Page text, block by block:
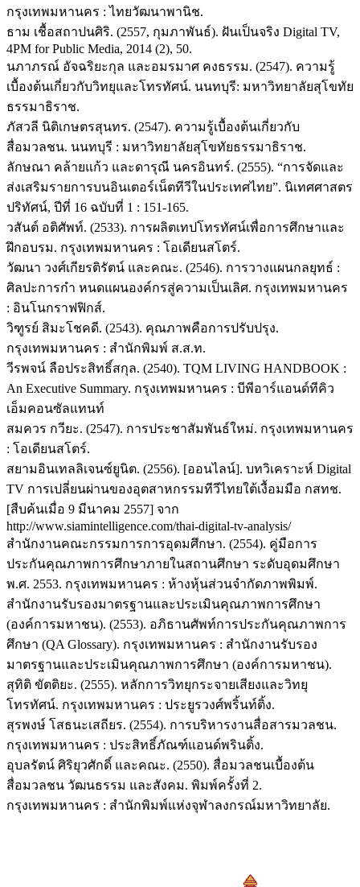
กรุงเทพมหานคร : ไทยวัฒนาพานิช.
ธาม เชื้อสถาปนศิริ. (2557, กุมภาพันธ์). ฝันเป็นจริง Digital TV,
4PM for Public Media, 2014 (2), 50.
นภาภรณ์ อัจฉริยะกุล และอมรมาศ คงธรรม. (2547). ความรู้
เบื้องต้นเกี่ยวกับวิทยุและโทรทัศน์. นนทบุรี: มหาวิทยาลัยสุโขทัย
ธรรมาธิราช.
ภัสวลี นิติเกษตรสุนทร. (2547). ความรู้เบื้องต้นเกี่ยวกับ
สื่อมวลชน. นนทบุรี : มหาวิทยาลัยสุโขทัยธรรมาธิราช.
ลักษณา คล้ายแก้ว และดารุณี นครอินทร์. (2555). “การจัดและ
ส่งเสริมรายการบนอินเตอร์เน็ตทีวีในประเทศไทย”. นิเทศศาสตร
ปริทัศน์, ปีที่ 16 ฉบับที่ 1 : 151-165.
วสันต์ อติศัพท์. (2533). การผลิตเทปโทรทัศน์เพื่อการศึกษาและ
ฝึกอบรม. กรุงเทพมหานคร : โอเดียนสโตร์.
วัฒนา วงศ์เกียรติรัตน์ และคณะ. (2546). การวางแผนกลยุทธ์ :
ศิลปะการกำ หนดแผนองค์กรสู่ความเป็นเลิศ. กรุงเทพมหานคร
: อินโนกราฟฟิกส์.
วิฑูรย์ สิมะโชคดี. (2543). คุณภาพคือการปรับปรุง.
กรุงเทพมหานคร : สำนักพิมพ์ ส.ส.ท.
วีรพจน์ ลือประสิทธิ์สกุล. (2540). TQM LIVING HANDBOOK :
An Executive Summary. กรุงเทพมหานคร : บีพีอาร์แอนด์ทีคิว
เอ็มคอนซัลแทนท์
สมควร กวียะ. (2547). การประชาสัมพันธ์ใหม่. กรุงเทพมหานคร
: โอเดียนสโตร์.
สยามอินเทลลิเจนซ์ยูนิต. (2556). [ออนไลน์]. บทวิเคราะห์ Digital
TV การเปลี่ยนผ่านของอุตสาหกรรมทีวีไทยใต้เงื้อมมือ กสทช.
[สืบค้นเมื่อ 9 มีนาคม 2557] จาก
http://www.siamintelligence.com/thai-digital-tv-analysis/
สำนักงานคณะกรรมการการอุดมศึกษา. (2554). คู่มือการ
ประกันคุณภาพการศึกษาภายในสถานศึกษา ระดับอุดมศึกษา
พ.ศ. 2553. กรุงเทพมหานคร : ห้างหุ้นส่วนจำกัดภาพพิมพ์.
สำนักงานรับรองมาตรฐานและประเมินคุณภาพการศึกษา
(องค์การมหาชน). (2553). อภิธานศัพท์การประกันคุณภาพการ
ศึกษา (QA Glossary). กรุงเทพมหานคร : สำนักงานรับรอง
มาตรฐานและประเมินคุณภาพการศึกษา (องค์การมหาชน).
สุทิติ ขัตติยะ. (2555). หลักการวิทยุกระจายเสียงและวิทยุ
โทรทัศน์. กรุงเทพมหานคร : ประยูรวงศ์พริ้นท์ติ้ง.
สุรพงษ์ โสธนะเสถียร. (2554). การบริหารงานสื่อสารมวลชน.
กรุงเทพมหานคร : ประสิทธิ์ภัณฑ์แอนด์พรินติ้ง.
อุบลรัตน์ ศิริยุวศักดิ์ และคณะ. (2550). สื่อมวลชนเบื้องต้น
สื่อมวลชน วัฒนธรรม และสังคม. พิมพ์ครั้งที่ 2.
กรุงเทพมหานคร : สำนักพิมพ์แห่งจุฬาลงกรณ์มหาวิทยาลัย.